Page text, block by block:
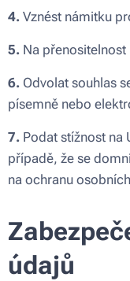
4. Vznést námitku
5. Na přenositelnost
6. Odvolat souhlas
písemně nebo
7. Podat stížnost na
případě, že se
na ochranu
údajů